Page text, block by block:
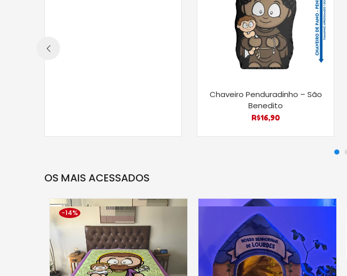
Chaveiro Penduradinho – São
Benedito
R$16,90
OS MAIS ACESSADOS
-14%